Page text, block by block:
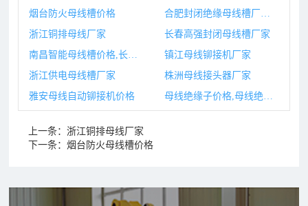
烟台防火母线槽价格
浙江铜排母线厂家
长春高强封闭母线槽厂家
镇江母线铆接机厂家
浙江供电母线槽厂家
株洲母线接头器厂家
雅安母线自动铆接机价格
上一条：浙江铜排母线厂家
下一条：烟台防火母线槽价格